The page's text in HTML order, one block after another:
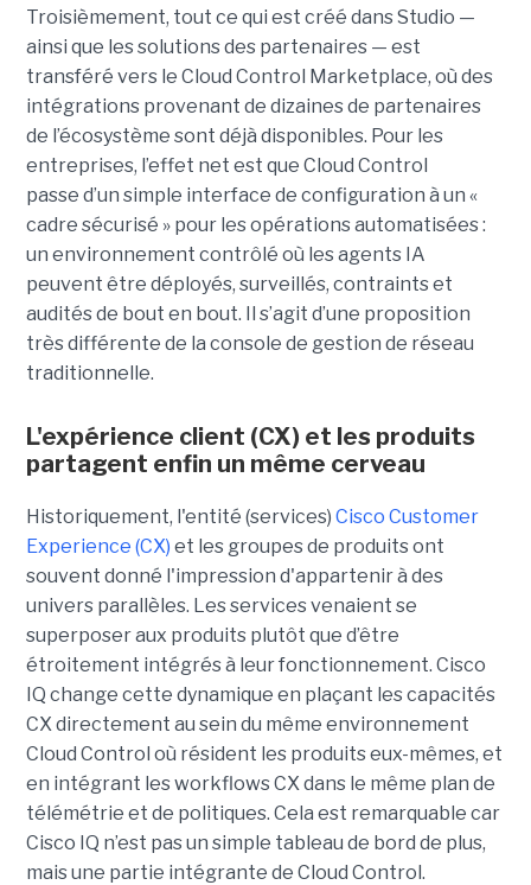
Troisièmement, tout ce qui est créé dans Studio —
ainsi que les solutions des partenaires — est
transféré vers le Cloud Control Marketplace, où des
intégrations provenant de dizaines de partenaires
de l’écosystème sont déjà disponibles. Pour les
entreprises, l’effet net est que Cloud Control
passe d’un simple interface de configuration à un «
cadre sécurisé » pour les opérations automatisées :
un environnement contrôlé où les agents IA
peuvent être déployés, surveillés, contraints et
audités de bout en bout. Il s’agit d’une proposition
très différente de la console de gestion de réseau
traditionnelle.
L'expérience client (CX) et les produits
partagent enfin un même cerveau
Historiquement, l'entité (services) Cisco Customer
Experience (CX) et les groupes de produits ont
souvent donné l'impression d'appartenir à des
univers parallèles. Les services venaient se
superposer aux produits plutôt que d’être
étroitement intégrés à leur fonctionnement. Cisco
IQ change cette dynamique en plaçant les capacités
CX directement au sein du même environnement
Cloud Control où résident les produits eux-mêmes, et
en intégrant les workflows CX dans le même plan de
télémétrie et de politiques. Cela est remarquable car
Cisco IQ n’est pas un simple tableau de bord de plus,
mais une partie intégrante de Cloud Control.